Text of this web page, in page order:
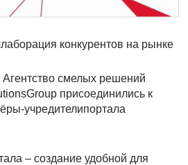
конкурентов на рынке
смелых решений
присоединились к
учредителипортала
– создание удобной для